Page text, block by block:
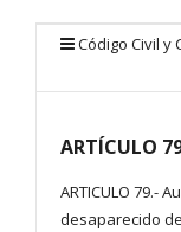
Código Civil y
ARTÍCULO
ARTICULO 79.-
desaparecido